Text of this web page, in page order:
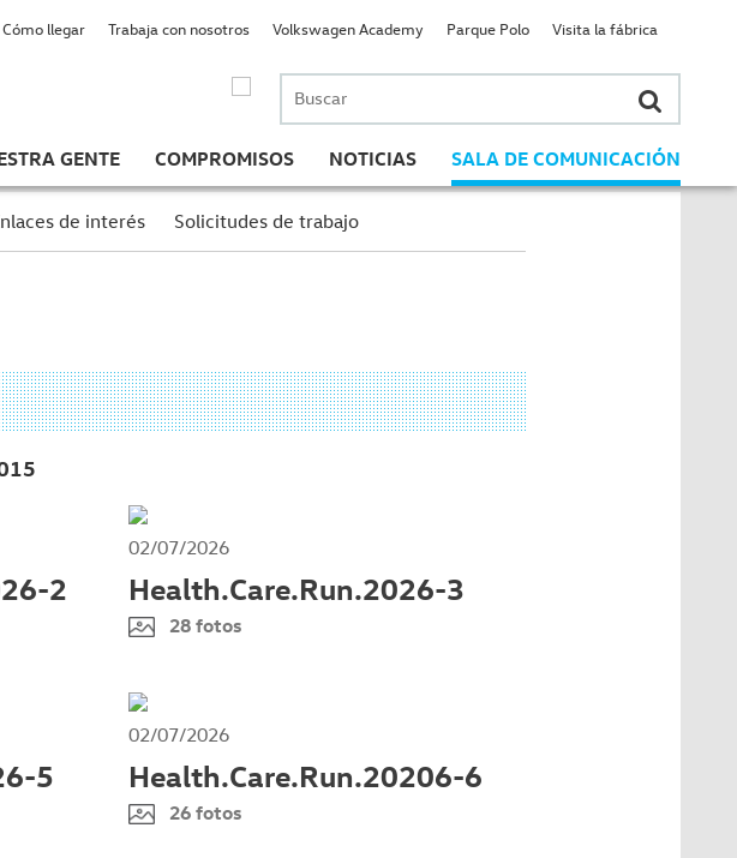
Buscar
por:
GENTE COMPROMISOS NOTICIAS SALA DE COMUNICACIÓN
Cómo llegar Trabaja con nosotros Volkswagen Academy Parque Polo Visita la fábrica
de interés Solicitudes de trabajo
2
02/07/2026
Health.Care.Run.2026-3
28 fotos
5
02/07/2026
Health.Care.Run.20206-6
26 fotos